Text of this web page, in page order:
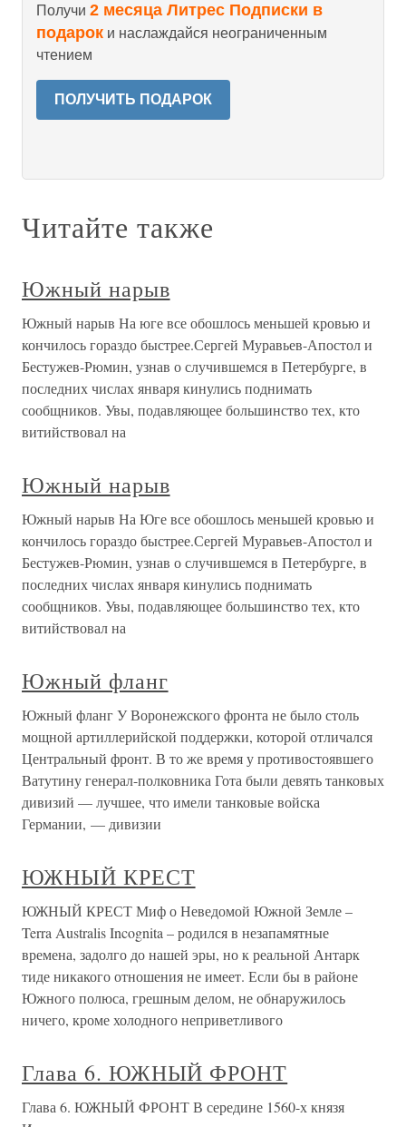
Получи 2 месяца Литрес Подписки в
подарок и наслаждайся неограниченным
чтением
ПОЛУЧИТЬ ПОДАРОК
Читайте также
Южный нарыв
Южный нарыв На юге все обошлось меньшей кровью и
кончилось гораздо быстрее.Сергей Муравьев-Апостол и
Бестужев-Рюмин, узнав о случившемся в Петербурге, в
последних числах января кинулись поднимать
сообщников. Увы, подавляющее большинство тех, кто
витийствовал на
Южный нарыв
Южный нарыв На Юге все обошлось меньшей кровью и
кончилось гораздо быстрее.Сергей Муравьев-Апостол и
Бестужев-Рюмин, узнав о случившемся в Петербурге, в
последних числах января кинулись поднимать
сообщников. Увы, подавляющее большинство тех, кто
витийствовал на
Южный фланг
Южный фланг У Воронежского фронта не было столь
мощной артиллерийской поддержки, которой отличался
Центральный фронт. В то же время у противостоявшего
Ватутину генерал-полковника Гота были девять танковых
дивизий — лучшее, что имели танковые войска
Германии, — дивизии
ЮЖНЫЙ КРЕСТ
ЮЖНЫЙ КРЕСТ Миф о Неведомой Южной Земле –
Terra Australis Incognita – родился в незапамятные
времена, задолго до нашей эры, но к реальной Антарк
тиде никакого отношения не имеет. Если бы в районе
Южного полюса, грешным делом, не обнаружилось
ничего, кроме холодного неприветливого
Глава 6. ЮЖНЫЙ ФРОНТ
Глава 6. ЮЖНЫЙ ФРОНТ В середине 1560-х князя